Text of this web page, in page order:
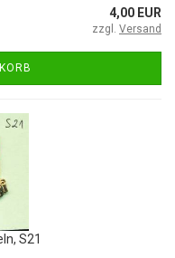
4,00 EUR
zzgl. Versand
S21